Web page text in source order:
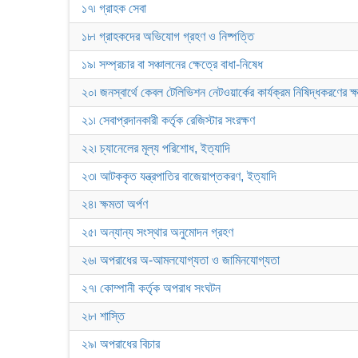
১৭৷ গ্রাহক সেবা
১৮৷ গ্রাহকদের অভিযোগ গ্রহণ ও নিষ্পত্তি
১৯৷ সম্প্রচার বা সঞ্চালনের ক্ষেত্রে বাধা-নিষেধ
২০৷ জনস্বার্থে কেবল টেলিভিশন নেটওয়ার্কের কার্যক্রম নিষিদ্ধকরণের
২১৷ সেবাপ্রদানকারী কর্তৃক রেজিস্টার সংরক্ষণ
২২৷ চ্যানেলের মূল্য পরিশোধ, ইত্যাদি
২৩৷ আটককৃত যন্ত্রপাতির বাজেয়াপ্তকরণ, ইত্যাদি
২৪৷ ক্ষমতা অর্পণ
২৫৷ অন্যান্য সংস্থার অনুমোদন গ্রহণ
২৬৷ অপরাধের অ-আমলযোগ্যতা ও জামিনযোগ্যতা
২৭৷ কোম্পানী কর্তৃক অপরাধ সংঘটন
২৮৷ শাস্তি
২৯৷ অপরাধের বিচার